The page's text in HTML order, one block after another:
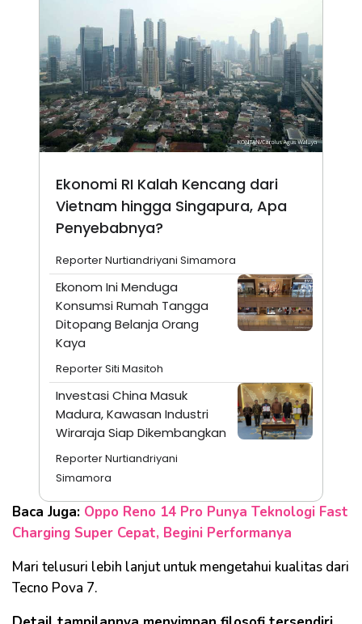
Ekonomi RI Kalah Kencang dari
Vietnam hingga Singapura, Apa
Penyebabnya?
Reporter Nurtiandriyani Simamora
Ekonom Ini Menduga
Konsumsi Rumah Tangga
Ditopang Belanja Orang
Kaya
Reporter Siti Masitoh
Investasi China Masuk
Madura, Kawasan Industri
Wiraraja Siap Dikembangkan
Reporter Nurtiandriyani
Simamora
Baca Juga: Oppo Reno 14 Pro Punya Teknologi Fast
Charging Super Cepat, Begini Performanya
Mari telusuri lebih lanjut untuk mengetahui kualitas dari
Tecno Pova 7.